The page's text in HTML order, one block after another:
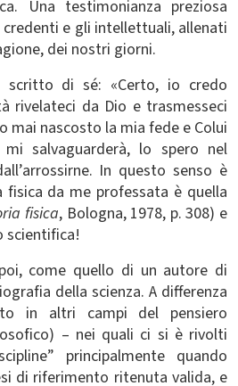
Una testimonianza preziosa
credenti e gli intellettuali, allenati
dei nostri giorni.
scritto di sé: «Certo, io credo
rivelateci da Dio e trasmesseci
mai nascosto la mia fede e Colui
salvaguarderà, lo spero nel
In questo senso è
fisica da me professata è quella
fisica, Bologna, 1978, p. 308) e
scientifica!
come quello di un autore di
della scienza. A differenza
in altri campi del pensiero
– nei quali ci si è rivolti
principalmente quando
di riferimento ritenuta valida, e